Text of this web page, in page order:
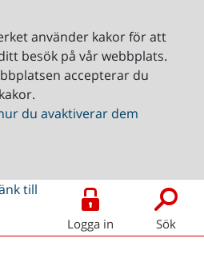
använder kakor för att
besök på vår webbplats.
accepterar du
du avaktiverar dem
Logga in Sök